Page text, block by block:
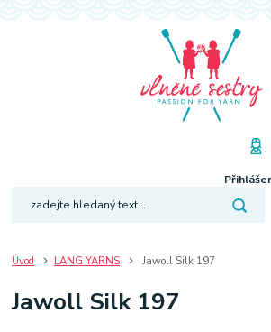
Úvod LANG YARNS Jawoll Silk 197
Jawoll Silk 197